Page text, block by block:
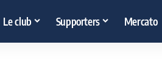
Le club Supporters Mercato